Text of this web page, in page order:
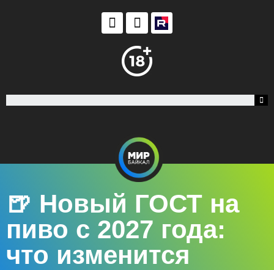
🍺 Новый ГОСТ на
пиво с 2027 года:
что изменится